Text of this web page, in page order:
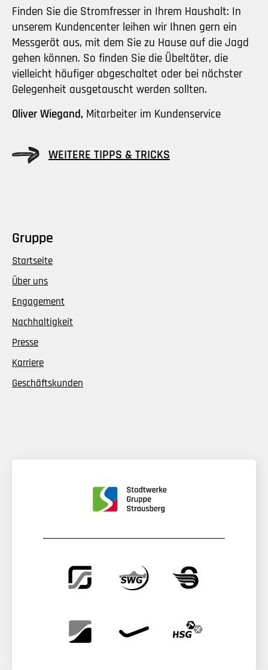
Finden Sie die Stromfresser in Ihrem Haushalt: In
unserem Kundencenter leihen wir Ihnen gern ein
Messgerät aus, mit dem Sie zu Hause auf die Jagd
gehen können. So finden Sie die Übeltäter, die
vielleicht häufiger abgeschaltet oder bei nächster
Gelegenheit ausgetauscht werden sollten.
Oliver Wiegand, Mitarbeiter im Kundenservice
WEITERE TIPPS & TRICKS
Gruppe
Startseite
Über uns
Engagement
Nachhaltigkeit
Presse
Karriere
Geschäftskunden